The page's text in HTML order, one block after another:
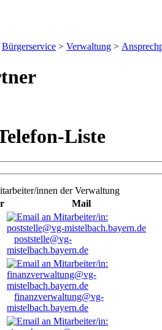
Bürgerservice > Verwaltung >
Liste
innen der Verwaltung
Mail
poststelle@vg-
mistelbach.bayern.de
finanzverwaltung@vg-
mistelbach.bayern.de